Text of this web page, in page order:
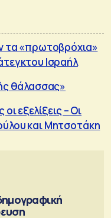
τα «πρωτοβρόχια»
Ισραήλ
θάλασσας»
εξελίξεις – Οι
και Μητσοτάκη